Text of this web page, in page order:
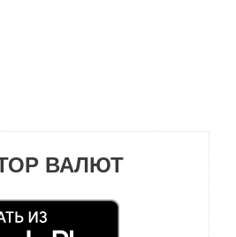
ВАЛЮТ